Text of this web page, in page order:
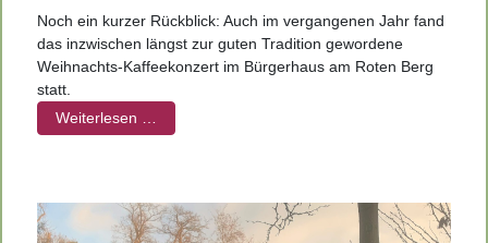
Noch ein kurzer Rückblick: Auch im vergangenen Jahr fand
das inzwischen längst zur guten Tradition gewordene
Weihnachts-Kaffeekonzert im Bürgerhaus am Roten Berg
statt.
Weiterlesen …